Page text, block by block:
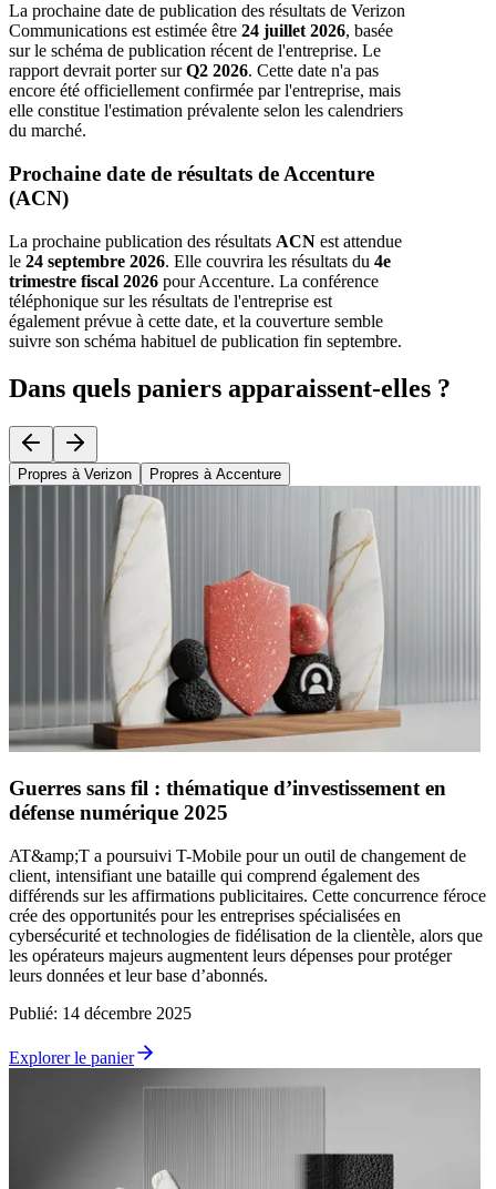
La prochaine date de publication des résultats de Verizon
Communications est estimée être 24 juillet 2026, basée
sur le schéma de publication récent de l'entreprise. Le
rapport devrait porter surQ2 2026. Cette date n'a pas
encore été officiellement confirmée par l'entreprise, mais
elle constitue l'estimation prévalente selon les calendriers
du marché.
Prochaine date de résultats de Accenture
(ACN)
La prochaine publication des résultats ACN est attendue
le 24 septembre 2026. Elle couvrira les résultats du 4e
trimestre fiscal 2026 pour Accenture. La conférence
téléphonique sur les résultats de l'entreprise est
également prévue à cette date, et la couverture semble
suivre son schéma habituel de publication fin septembre.
Dans quels paniers apparaissent-elles ?
Propres à Verizon Propres à Accenture
Guerres sans fil : thématique d’investissement en
défense numérique 2025
AT&amp;T a poursuivi T-Mobile pour un outil de changement de
client, intensifiant une bataille qui comprend également des
différends sur les affirmations publicitaires. Cette concurrence féroce
crée des opportunités pour les entreprises spécialisées en
cybersécurité et technologies de fidélisation de la clientèle, alors que
les opérateurs majeurs augmentent leurs dépenses pour protéger
leurs données et leur base d’abonnés.
Publié: 14 décembre 2025
Explorer le panier